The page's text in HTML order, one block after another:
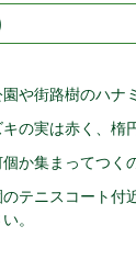
や街路樹のハナ
の実は赤く、楕
か集まってつく
テニスコート付
。